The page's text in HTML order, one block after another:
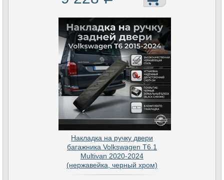
Накладка на ручку двери
багажника Volkswagen T6.1
Multivan 2020-2024
(нержавейка, черный хром)